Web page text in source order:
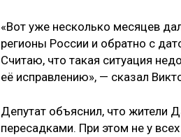
«Вот уже несколько месяцев
регионы России и обратно с
Считаю, что такая ситуация
её исправлению», — сказал
Депутат объяснил, что жители
пересадками. При этом не у